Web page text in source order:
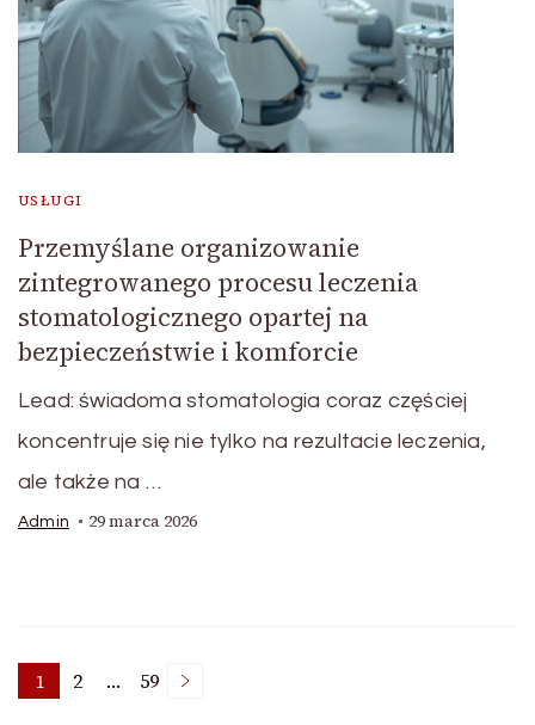
USŁUGI
Przemyślane organizowanie
zintegrowanego procesu leczenia
stomatologicznego opartej na
bezpieczeństwie i komforcie
Lead: świadoma stomatologia coraz częściej
koncentruje się nie tylko na rezultacie leczenia,
ale także na …
Admin 29 marca 2026
Nawigacja
Page
1 Page
2 … Page
59